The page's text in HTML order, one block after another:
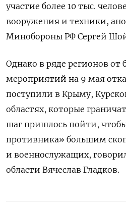
участие более 10 тыс.
вооружения и техники,
Минобороны РФ Сергей
Однако в ряде регионов от
мероприятий на 9 мая
поступили в Крыму,
областях, которые
шаг пришлось пойти,
противника» большим
и военнослужащих,
области Вячеслав Гладков.